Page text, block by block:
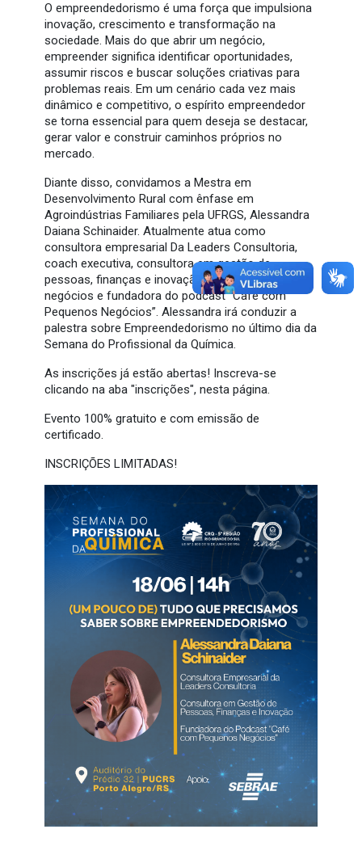
O empreendedorismo é uma força que impulsiona
inovação, crescimento e transformação na
sociedade. Mais do que abrir um negócio,
empreender significa identificar oportunidades,
assumir riscos e buscar soluções criativas para
problemas reais. Em um cenário cada vez mais
dinâmico e competitivo, o espírito empreendedor
se torna essencial para quem deseja se destacar,
gerar valor e construir caminhos próprios no
mercado.
Diante disso, convidamos a Mestra em
Desenvolvimento Rural com ênfase em
Agroindústrias Familiares pela UFRGS, Alessandra
Daiana Schinaider. Atualmente atua como
consultora empresarial Da Leaders Consultoria,
coach executiva, consultora em gestão de
pessoas, finanças e inovação, mentora de
negócios e fundadora do podcast "Café com
Pequenos Negócios”. Alessandra irá conduzir a
palestra sobre Empreendedorismo no último dia da
Semana do Profissional da Química.
As inscrições já estão abertas! Inscreva-se
clicando na aba "inscrições", nesta página.
Evento 100% gratuito e com emissão de
certificado.
INSCRIÇÕES LIMITADAS!